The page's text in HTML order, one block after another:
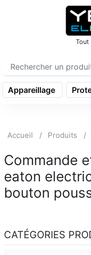
icon menu
Tout
Appareillage
Accueil Produits
Commande
eaton
bouton
CATÉGORIES